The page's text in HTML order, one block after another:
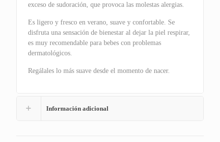
exceso de sudoración, que provoca las molestas alergias.
Es ligero y fresco en verano, suave y confortable. Se
disfruta una sensación de bienestar al dejar la piel respirar,
es muy recomendable para bebes con problemas
dermatológicos.
Regálales lo más suave desde el momento de nacer.
Información adicional